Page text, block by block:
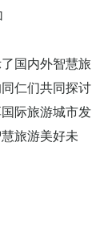
国内外智慧旅
仁们共同探讨
际旅游城市发
旅游美好未